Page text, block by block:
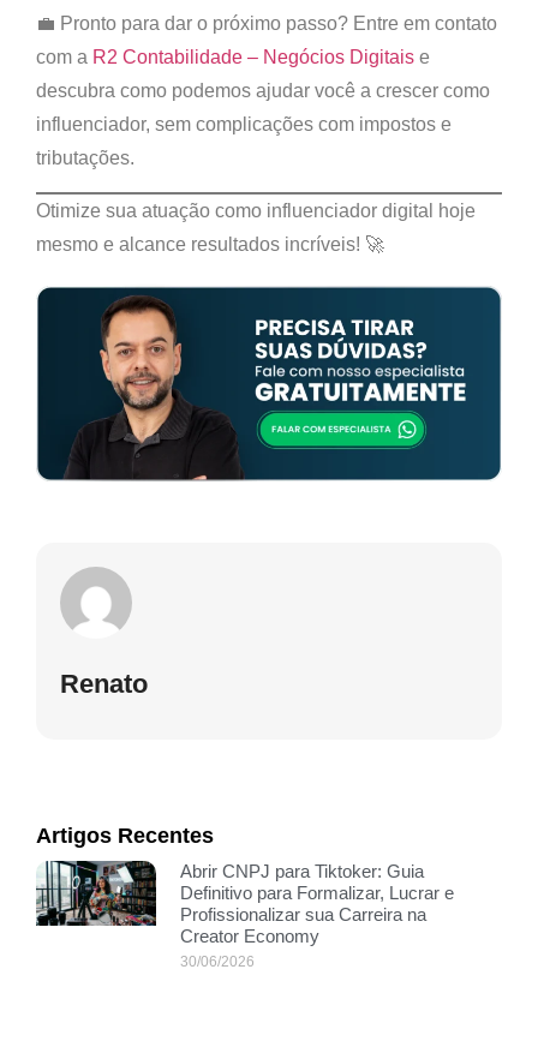
💼 Pronto para dar o próximo passo? Entre em contato
com a R2 Contabilidade – Negócios Digitais e
descubra como podemos ajudar você a crescer como
influenciador, sem complicações com impostos e
tributações.
Otimize sua atuação como influenciador digital hoje
mesmo e alcance resultados incríveis! 🚀
Renato
Artigos Recentes
Abrir CNPJ para Tiktoker: Guia
Definitivo para Formalizar, Lucrar e
Profissionalizar sua Carreira na
Creator Economy
30/06/2026